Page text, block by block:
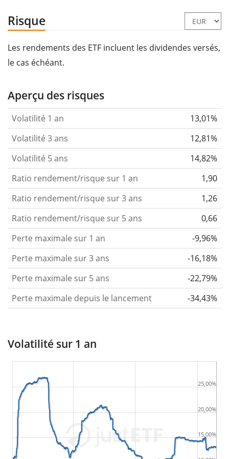
Risque
Les rendements des ETF incluent les dividendes versés,
le cas échéant.
Aperçu des risques
Volatilité 1 an
13,01%
Volatilité 3 ans
12,81%
Volatilité 5 ans
14,82%
Ratio rendement/risque sur 1 an
1,90
Ratio rendement/risque sur 3 ans
1,26
Ratio rendement/risque sur 5 ans
0,66
Perte maximale sur 1 an
-9,96%
Perte maximale sur 3 ans
-16,18%
Perte maximale sur 5 ans
-22,79%
Perte maximale depuis le lancement
-34,43%
Volatilité sur 1 an
15,00%
20,00%
25,00%